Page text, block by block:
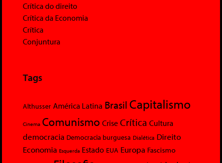
Crítica do direito
Crítica da Economia
Crítica
Conjuntura
Tags
Althusser América Latina Brasil Capitalismo
Cinema Comunismo Crise Crítica Cultura
democracia Democracia burguesa Dialética Direito
Economia Esquerda Estado EUA Europa Fascismo